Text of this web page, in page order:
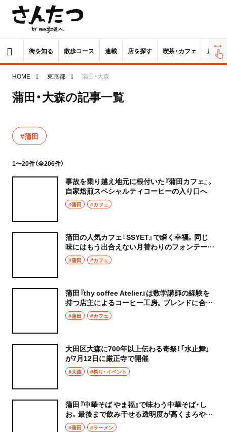
街を知る 散歩コース 連載 店を探す 喫茶・カフェ 居酒屋
HOME 東京都 蒲田・大森
蒲田・大森の記事一覧
#蒲田
1〜20件（全206件）
事故を乗り越え地元に根付いた『蒲田カフェ』。
自家焙煎スペシャルティコーヒーの入り口へ
#蒲田 #カフェ
蒲田の人気カフェ『SSYET』で瞬く幸福。同じ
味にはもう出合えない月替わりのフォンテーヌ
ブロー
#蒲田 #カフェ
蒲田『thy coffee Atelier』は数学講師の経験を
持つ店主によるコーヒー工房。ブレンドに合う
バスクチーズケーキも人気
#蒲田 #カフェ
大田区大森に700年以上伝わる奇祭！「水止舞」
が7月12日に厳正寺で開催
#大森 #祭り・イベント
蒲田『中華そば やま福』で味わう中華そば・し
お。最後まで飲み干せる透明度が高くまろやか
なスープを
#蒲田 #ラーメン